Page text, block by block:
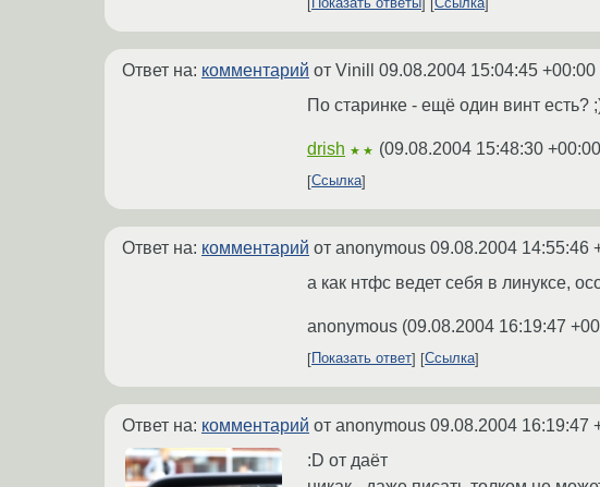
Показать ответы Ссылка
Ответ на: комментарий от Vinill 09.08.2004 15:04:45 +00:00
По старинке - ещё один винт есть?
drish ★★ (09.08.2004 15:48:30
Ссылка
Ответ на: комментарий от anonymous 09.08.2004 14:55:46
а как нтфс ведет себя в линуксе,
anonymous (09.08.2004 16:19:47
Показать ответ Ссылка
Ответ на: комментарий от anonymous 09.08.2004 16:19:47
:D от даёт